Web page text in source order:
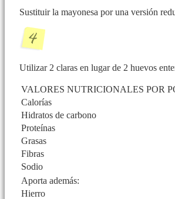
Sustituir la mayonesa por una versión
Utilizar 2 claras en lugar de 2 huevos
VALORES NUTRICIONALES POR
Calorías
Hidratos de carbono
Proteínas
Grasas
Fibras
Sodio
Aporta además:
Hierro